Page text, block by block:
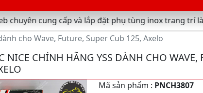
cấp và lắp đặt phụ tùng inox trang trí làm đẹp
cho Wave, Future, Super Cub 125, Axelo
NICE CHÍNH HÃNG YSS DÀNH CHO WAVE,
Mã sản phẩm : PNCH3807